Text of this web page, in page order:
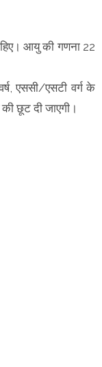
आयु की गणना 22
एससी/एसटी वर्ग के
की छूट दी जाएगी।